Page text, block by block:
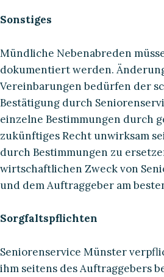
Sonstiges
Mündliche Nebenabreden
dokumentiert werden.
Vereinbarungen bedürfen der
Bestätigung durch
einzelne Bestimmungen durch
zukünftiges Recht unwirksam
durch Bestimmungen zu
wirtschaftlichen Zweck von
und dem Auftraggeber am
Sorgfaltspflichten
Seniorenservice Münster
ihm seitens des Auftraggebers